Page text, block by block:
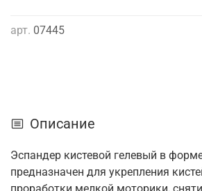
арт. 07445
Описание
Эспандер кистевой гелевый в
предназначен для укрепления
проработки мелкой моторики,